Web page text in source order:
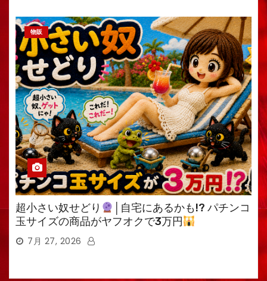
物販
超小さい奴せどり
│自宅にあるかも!? パチンコ
玉サイズの商品がヤフオクで3万円
7月 27, 2026